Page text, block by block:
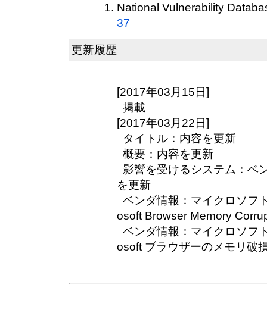
National Vulnerability
37
更新履歴
[2017年03月15日]
掲載
[2017年03月22日]
タイトル：内容を更新
概要：内容を更新
影響を受けるシステム：ベ
を更新
ベンダ情報：マイクロソフ
osoft Browser Memory
ベンダ情報：マイクロソフ
osoft ブラウザーのメモリ破